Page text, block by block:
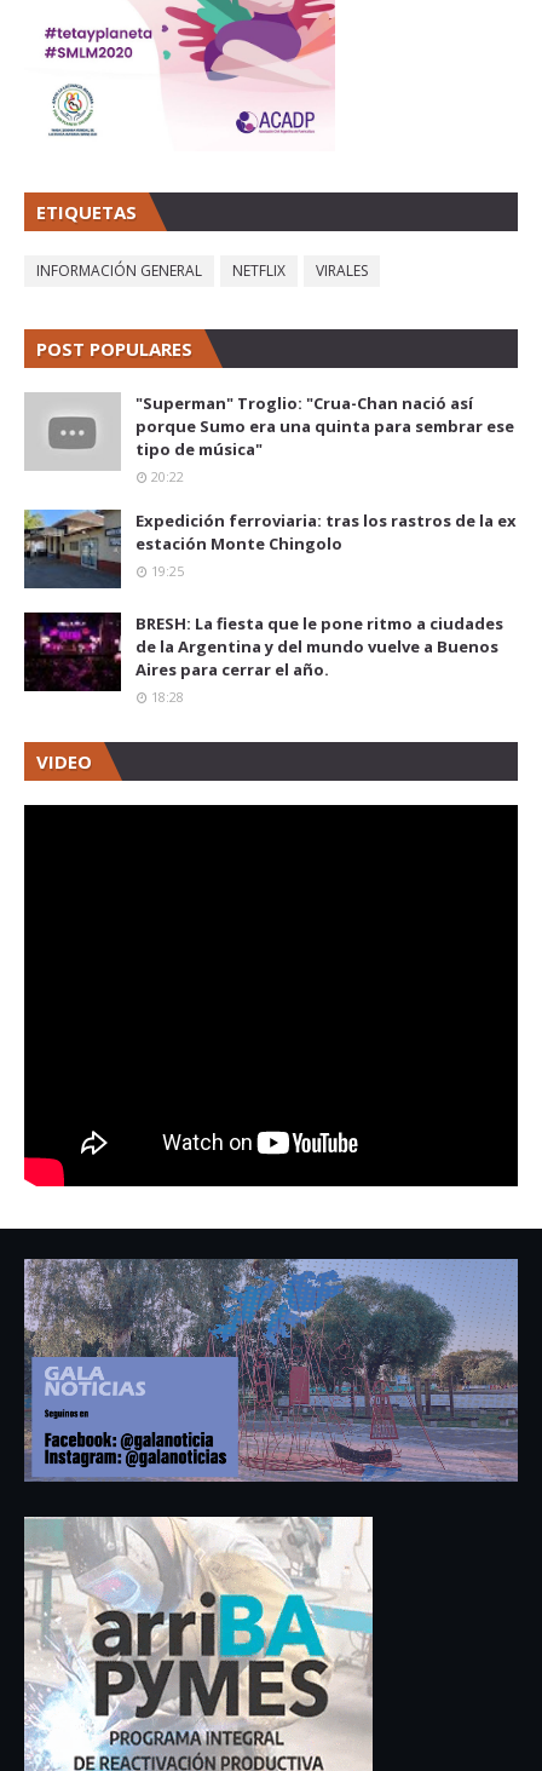
ETIQUETAS
INFORMACIÓN GENERAL NETFLIX VIRALES
POST POPULARES
"Superman" Troglio: "Crua-Chan nació así
porque Sumo era una quinta para sembrar ese
tipo de música"
20:22
Expedición ferroviaria: tras los rastros de la ex
estación Monte Chingolo
19:25
BRESH: La fiesta que le pone ritmo a ciudades
de la Argentina y del mundo vuelve a Buenos
Aires para cerrar el año.
18:28
VIDEO